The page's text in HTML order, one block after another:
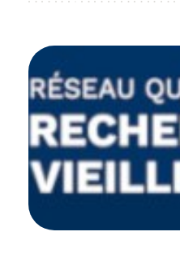
d'intérêt
régulièrement à la